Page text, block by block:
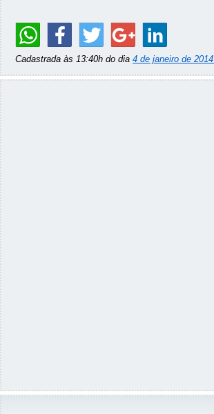
Cadastrada às 13:40h do dia 4 de janeiro de 2014